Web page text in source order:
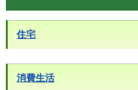
住宅
消費生活